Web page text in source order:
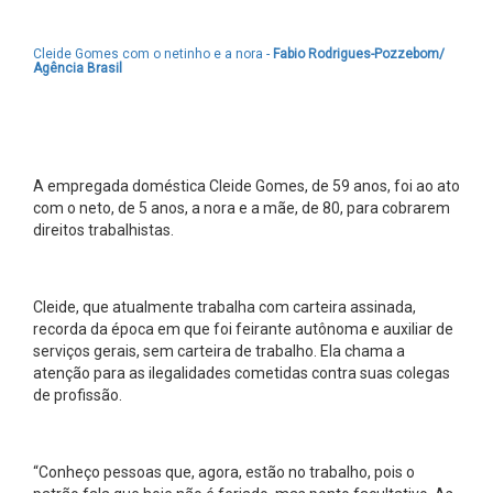
Cleide Gomes com o netinho e a nora - Fabio Rodrigues-Pozzebom/
Agência Brasil
A empregada doméstica Cleide Gomes, de 59 anos, foi ao ato
com o neto, de 5 anos, a nora e a mãe, de 80, para cobrarem
direitos trabalhistas.
Cleide, que atualmente trabalha com carteira assinada,
recorda da época em que foi feirante autônoma e auxiliar de
serviços gerais, sem carteira de trabalho. Ela chama a
atenção para as ilegalidades cometidas contra suas colegas
de profissão.
“Conheço pessoas que, agora, estão no trabalho, pois o